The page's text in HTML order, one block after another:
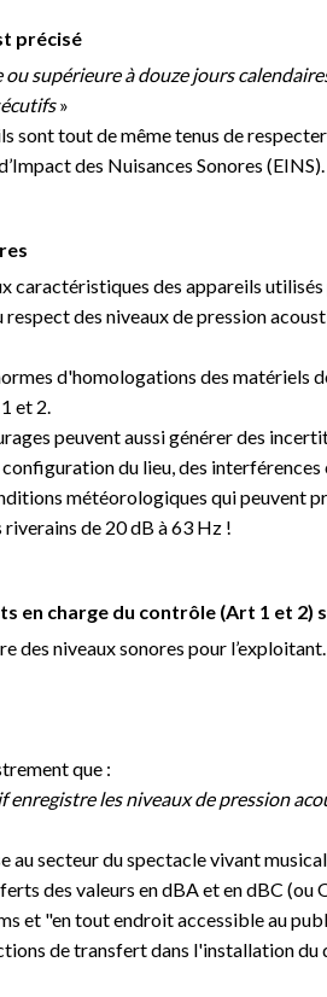
précisé
supérieure à douze jours
»
sont tout de même tenus de
des Nuisances Sonores (EINS).
caractéristiques des appareils
des niveaux de pression
d'homologations des matériels
et 2.
peuvent aussi générer des
du lieu, des
météorologiques qui peuvent
riverains de 20 dB à 63 Hz !
en charge du contrôle (Art 1 et 2)
des niveaux sonores pour l’exploitant.
que :
enregistre les niveaux de pression
au secteur du spectacle vivant
des valeurs en dBA et en dBC
et "en tout endroit accessible au
de transfert dans l'installation